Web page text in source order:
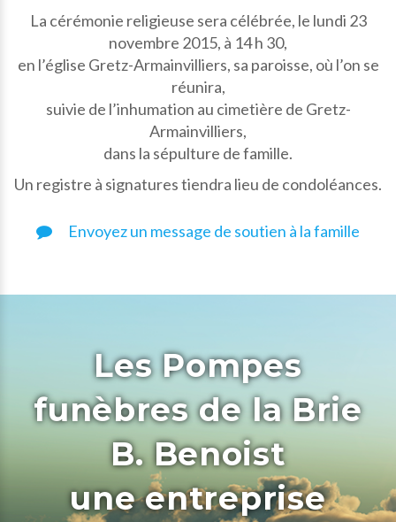
La cérémonie religieuse sera célébrée, le lundi 23
novembre 2015, à 14 h 30,
en l’église Gretz-Armainvilliers, sa paroisse, où l’on se
réunira,
suivie de l’inhumation au cimetière de Gretz-
Armainvilliers,
dans la sépulture de famille.
Un registre à signatures tiendra lieu de condoléances.
Envoyez un message de soutien à la famille
Les Pompes
funèbres de la Brie
B. Benoist
une entreprise